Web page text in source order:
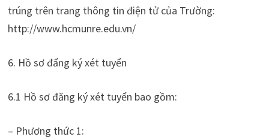
trúng trên trang thông tin điện tử của Trường:
http://www.hcmunre.edu.vn/
6. Hồ sơ đẩng ký xét tuyển
6.1 Hồ sơ đăng ký xét tuyển bao gồm:
– Phương thức 1: